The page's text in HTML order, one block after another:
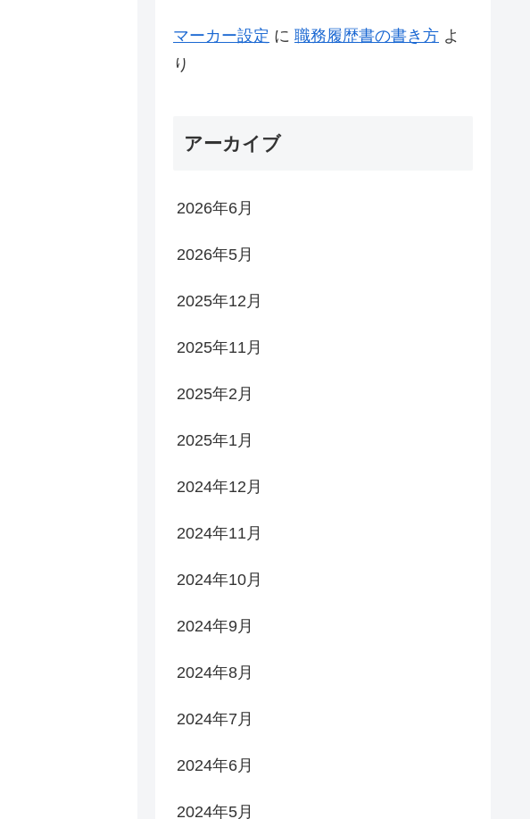
マーカー設定 に 職務履歴書の書き方 よ
り
アーカイブ
2026年6月
2026年5月
2025年12月
2025年11月
2025年2月
2025年1月
2024年12月
2024年11月
2024年10月
2024年9月
2024年8月
2024年7月
2024年6月
2024年5月